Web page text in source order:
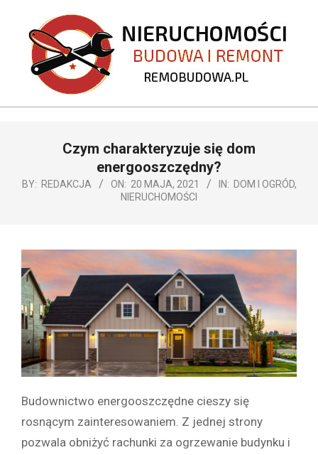
content
REMOBUDOWA.PL
Czym charakteryzuje się dom
energooszczędny?
BY: REDAKCJA ON: 20 MAJA, 2021 IN: DOM I OGRÓD,
NIERUCHOMOŚCI
Budownictwo energooszczędne cieszy się
rosnącym zainteresowaniem. Z jednej strony
pozwala obniżyć rachunki za ogrzewanie budynku i